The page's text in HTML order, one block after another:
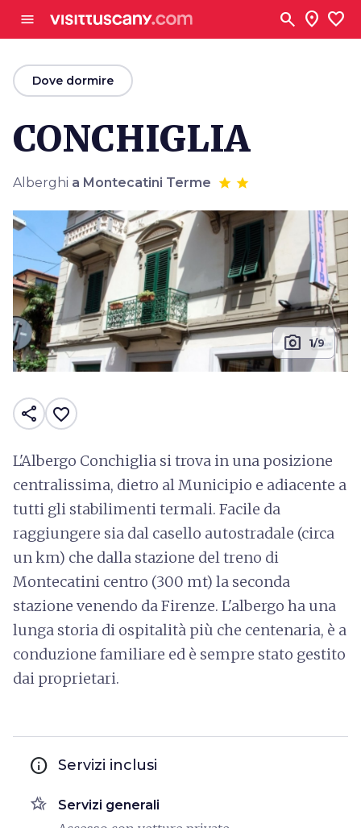
menu search location_on favorite
arrow_backDove dormire
CONCHIGLIA
Alberghi a Montecatini Terme
photo_camera 1/9
share favorite_border
L'Albergo Conchiglia si trova in una posizione
centralissima, dietro al Municipio e adiacente a
tutti gli stabilimenti termali. Facile da
raggiungere sia dal casello autostradale (circa
un km) che dalla stazione del treno di
Montecatini centro (300 mt) la seconda
stazione venendo da Firenze. L'albergo ha una
lunga storia di ospitalità più che centenaria, è a
conduzione familiare ed è sempre stato gestito
dai proprietari.
info Servizi inclusi
hotel_class Servizi generali